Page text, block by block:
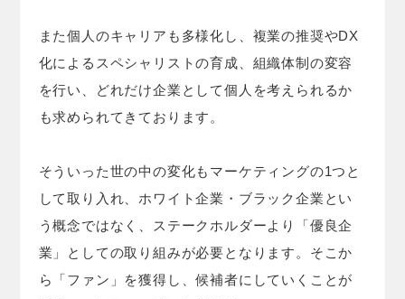
また個人のキャリアも多様化し、複業の推奨やDX
化によるスペシャリストの育成、組織体制の変容
を行い、どれだけ企業として個人を考えられるか
も求められてきております。
そういった世の中の変化もマーケティングの1つと
して取り入れ、ホワイト企業・ブラック企業とい
う概念ではなく、ステークホルダーより「優良企
業」としての取り組みが必要となります。そこか
ら「ファン」を獲得し、候補者にしていくことが